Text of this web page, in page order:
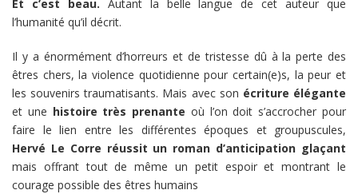
Et c’est beau. Autant la belle langue de cet auteur que
l’humanité qu’il décrit.
Il y a énormément d’horreurs et de tristesse dû à la perte des
êtres chers, la violence quotidienne pour certain(e)s, la peur et
les souvenirs traumatisants. Mais avec son écriture élégante
et une histoire très prenante où l’on doit s’accrocher pour
faire le lien entre les différentes époques et groupuscules,
Hervé Le Corre réussit un roman d’anticipation glaçant
mais offrant tout de même un petit espoir et montrant le
courage possible des êtres humains